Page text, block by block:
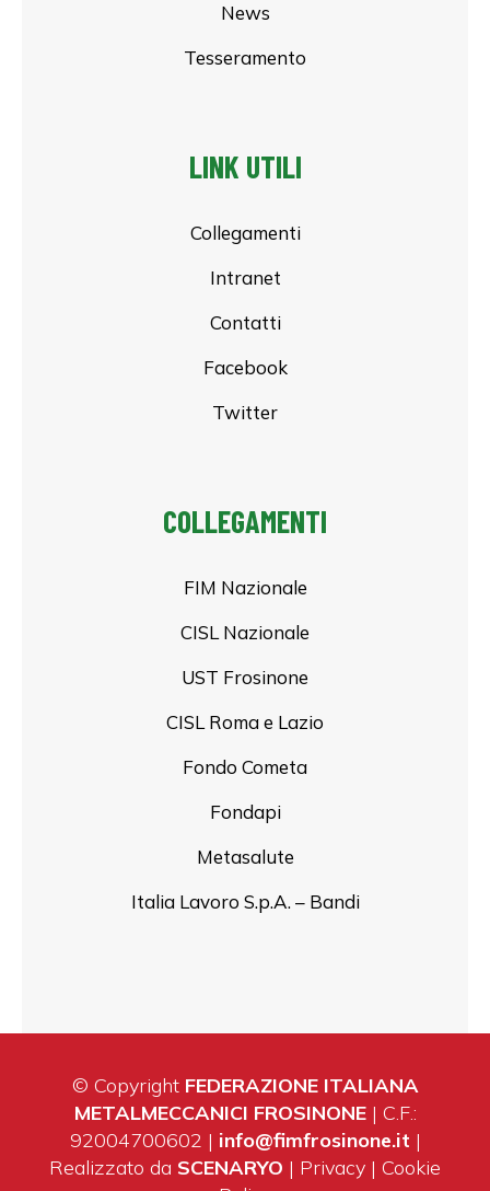
News
Tesseramento
LINK UTILI
Collegamenti
Intranet
Contatti
Facebook
Twitter
COLLEGAMENTI
FIM Nazionale
CISL Nazionale
UST Frosinone
CISL Roma e Lazio
Fondo Cometa
Fondapi
Metasalute
Italia Lavoro S.p.A. – Bandi
© Copyright FEDERAZIONE ITALIANA
METALMECCANICI FROSINONE | C.F.:
92004700602 | info@fimfrosinone.it |
Realizzato da SCENARYO | Privacy | Cookie